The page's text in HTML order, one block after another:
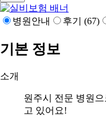
병원안내 후기 (67)
기본 정보
소개
원주시 전문 병원
고 있어요!